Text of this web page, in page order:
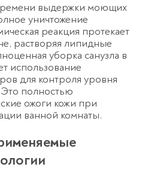
выдержки моющих
уничтожение
реакция протекает
растворяя липидные
уборка санузла в
использование
для контроля уровня
Это полностью
ожоги кожи при
ванной комнаты.